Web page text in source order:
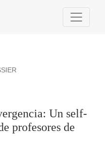
Un self-
profesores de